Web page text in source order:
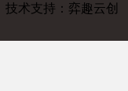
技术支持：弈趣云创